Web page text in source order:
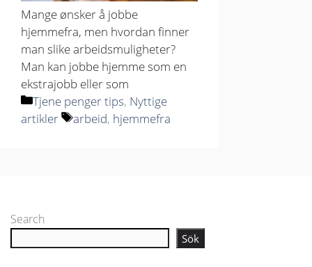
Mange ønsker å jobbe
hjemmefra, men hvordan finner
man slike arbeidsmuligheter?
Man kan jobbe hjemme som en
ekstrajobb eller som
Kategorier
Tjene penger tips, Nyttige
artikler
Stikkord
arbeid, hjemmefra
Search
Sök